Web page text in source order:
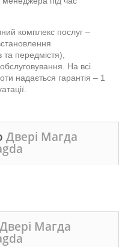
комплекс послуг –
передмістя),
На всі
надається гарантія – 1
Двері Магда
Двері Магда